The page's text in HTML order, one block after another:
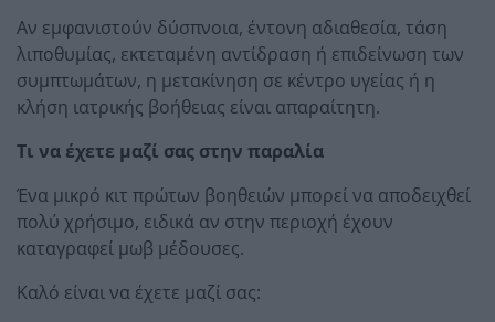
Αν εμφανιστούν δύσπνοια, έντονη αδιαθεσία, τάση
λιποθυμίας, εκτεταμένη αντίδραση ή επιδείνωση των
συμπτωμάτων, η μετακίνηση σε κέντρο υγείας ή η
κλήση ιατρικής βοήθειας είναι απαραίτητη.
Τι να έχετε μαζί σας στην παραλία
Ένα μικρό κιτ πρώτων βοηθειών μπορεί να αποδειχθεί
πολύ χρήσιμο, ειδικά αν στην περιοχή έχουν
καταγραφεί μωβ μέδουσες.
Καλό είναι να έχετε μαζί σας: